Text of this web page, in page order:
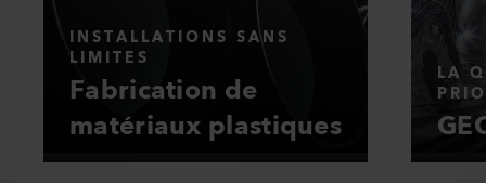
INSTALLATIONS SANS
LIMITES
Fabrication de
matériaux plastiques
LA